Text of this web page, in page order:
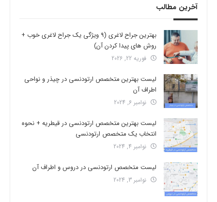
آخرین مطالب
بهترین جراح لاغری (9 ویژگی یک جراح لاغری خوب +
روش های پیدا کردن آن)
فوریه 22, 2026
لیست بهترین متخصص ارتودنسی در چیذر و نواحی
اطراف آن
نوامبر 6, 2024
لیست بهترین متخصص ارتودنسی در قیطریه + نحوه
انتخاب یک متخصص ارتودنسی
نوامبر 4, 2024
لیست متخصص ارتودنسی در دروس و اطراف آن
نوامبر 3, 2024